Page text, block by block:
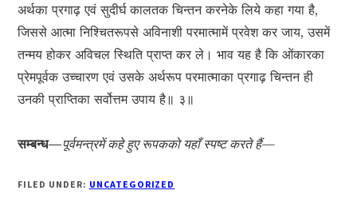
अर्थका प्रगाढ़ एवं सुदीर्घ कालतक चिन्तन करनेके लिये कहा गया है,
जिससे आत्मा निश्चितरूपसे अविनाशी परमात्मामें प्रवेश कर जाय, उसमें
तन्मय होकर अविचल स्थिति प्राप्त कर ले। भाव यह है कि ओंकारका
प्रेमपूर्वक उच्चारण एवं उसके अर्थरूप परमात्माका प्रगाढ़ चिन्तन ही
उनकी प्राप्तिका सर्वोत्तम उपाय है॥ ३॥
सम्बन्ध—पूर्वमन्त्रमें कहे हुए रूपकको यहाँ स्पष्ट करते हैं—
FILED UNDER: UNCATEGORIZED